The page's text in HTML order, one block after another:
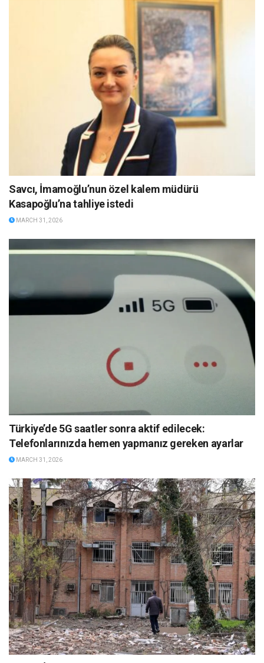
Savcı, İmamoğlu’nun özel kalem müdürü
Kasapoğlu’na tahliye istedi
MARCH 31, 2026
Türkiye’de 5G saatler sonra aktif edilecek:
Telefonlarınızda hemen yapmanız gereken ayarlar
MARCH 31, 2026